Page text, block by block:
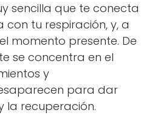
sencilla que te conecta
tu respiración, y, a
momento presente. De
se concentra en el
y
para dar
la recuperación.